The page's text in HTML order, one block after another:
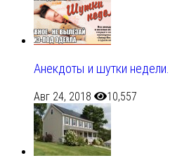
Анекдоты и шутки
Авг 24, 2018 10,557